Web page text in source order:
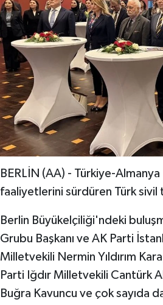
BERLİN (AA) - Türkiye-
faaliyetlerini sürdüren Türk sivil
Berlin Büyükelçiliği'ndeki
Grubu Başkanı ve AK Parti
Milletvekili Nermin Yıldırım
Parti Iğdır Milletvekili Cantürk
Buğra Kavuncu ve çok sayıda